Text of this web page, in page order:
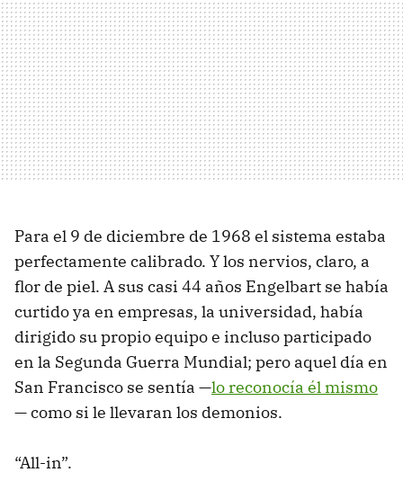
Para el 9 de diciembre de 1968 el sistema estaba
perfectamente calibrado. Y los nervios, claro, a
flor de piel. A sus casi 44 años Engelbart se había
curtido ya en empresas, la universidad, había
dirigido su propio equipo e incluso participado
en la Segunda Guerra Mundial; pero aquel día en
San Francisco se sentía —lo reconocía él mismo
— como si le llevaran los demonios.
“All-in”.